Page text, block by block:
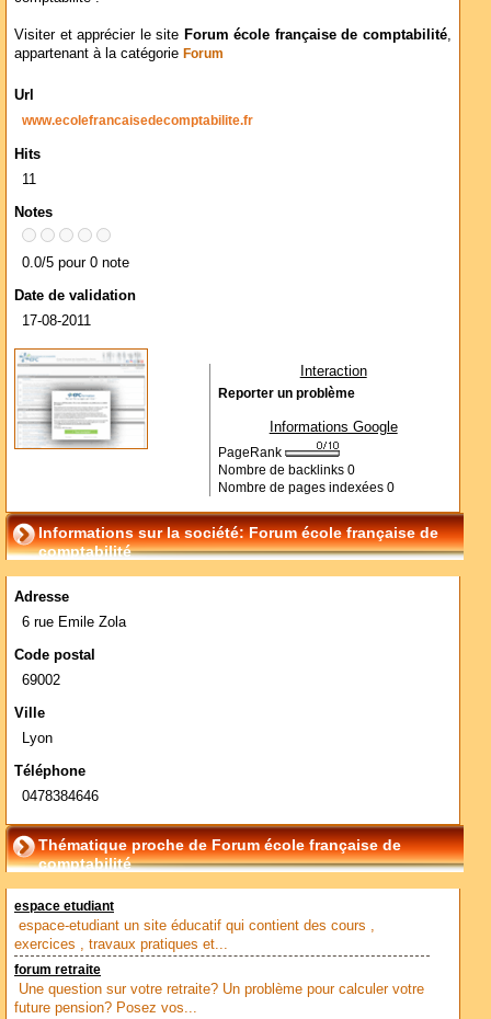
Visiter et apprécier le site Forum école française de comptabilité,
appartenant à la catégorie Forum
Url
www.ecolefrancaisedecomptabilite.fr
Hits
11
Notes
0.0/5 pour 0 note
Date de validation
17-08-2011
Interaction
Reporter un problème
Informations Google
PageRank
Nombre de backlinks 0
Nombre de pages indexées 0
Informations sur la société: Forum école française de
comptabilité
Adresse
6 rue Emile Zola
Code postal
69002
Ville
Lyon
Téléphone
0478384646
Thématique proche de Forum école française de
comptabilité
espace etudiant
espace-etudiant un site éducatif qui contient des cours ,
exercices , travaux pratiques et...
forum retraite
Une question sur votre retraite? Un problème pour calculer votre
future pension? Posez vos...